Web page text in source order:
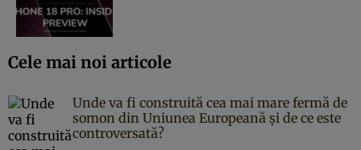
Cele mai noi articole
Unde va fi construită cea mai mare fermă de
somon din Uniunea Europeană și de ce este
controversată?